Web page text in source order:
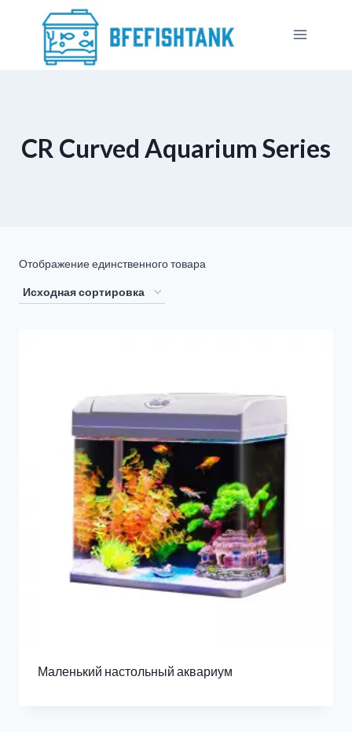
Перейти
контенту
CR Curved Aquarium Series
Отображение единственного товара
Маленький настольный аквариум